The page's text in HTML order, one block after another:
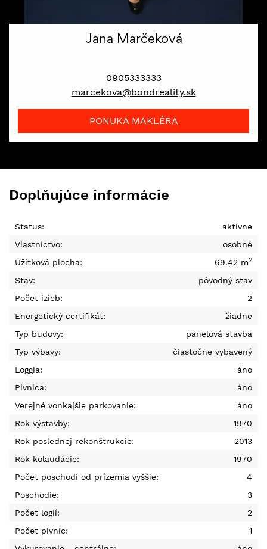
Jana Marčeková
0905333333
marcekova@bondreality.sk
PONUKA MAKLÉRA
Doplňujúce informácie
Status:
aktívne
Vlastníctvo:
osobné
Úžitková plocha:
69.42 m2
Stav:
pôvodný stav
Počet izieb:
2
Energetický certifikát:
žiadne
Typ budovy:
panelová stavba
Typ výbavy:
čiastočne vybavený
Loggia:
áno
Pivnica:
áno
Verejné vonkajšie parkovanie:
áno
Rok výstavby:
1970
Rok poslednej rekonštrukcie:
2013
Rok kolaudácie:
1970
Počet poschodí od prízemia vyššie:
4
Poschodie:
3
Počet logií:
2
Počet pivníc:
1